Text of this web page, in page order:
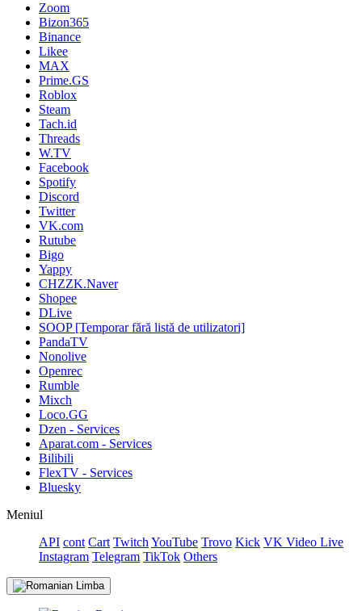
Zoom
Bizon365
Binance
Likee
MAX
Prime.GS
Roblox
Steam
Tach.id
Threads
W.TV
Facebook
Spotify
Discord
Twitter
VK.com
Rutube
Bigo
Yappy
CHZZK.Naver
Shopee
DLive
SOOP [Temporar fără listă de utilizatori]
PandaTV
Nonolive
Openrec
Rumble
Mixch
Loco.GG
Dzen - Services
Aparat.com - Services
Bilibili
FlexTV - Services
Bluesky
Meniul
API cont Cart Twitch YouTube Trovo Kick VK Video Live
Instagram Telegram TikTok Others
Limba